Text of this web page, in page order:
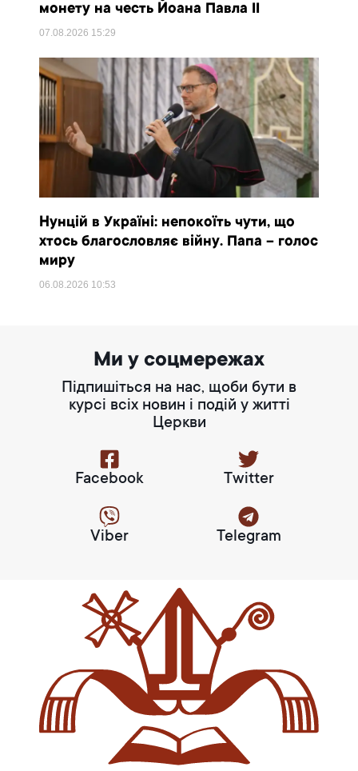
монету на честь Йоана Павла II
07.08.2026 15:29
Нунцій в Україні: непокоїть чути, що
хтось благословляє війну. Папа – голос
миру
06.08.2026 10:53
Ми у соцмережах
Підпишіться на нас, щоби бути в
курсі всіх новин і подій у житті
Церкви
Facebook Twitter
Viber Telegram